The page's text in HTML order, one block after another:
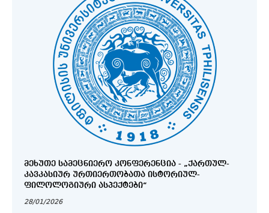
ᲛᲔᲮᲣᲗᲔ ᲡᲐᲛᲔᲪᲜᲘᲔᲠᲝ ᲙᲝᲜᲤᲔᲠᲔᲜᲪᲘᲐ - „ᲥᲐᲠᲗᲣᲚ-
ᲙᲐᲕᲙᲐᲡᲘᲣᲠ ᲣᲠᲗᲘᲔᲠᲗᲝᲑᲐᲗᲐ ᲘᲡᲢᲝᲠᲘᲣᲚ-
ᲤᲘᲚᲝᲚᲝᲒᲘᲣᲠᲘ ᲐᲡᲞᲔᲥᲢᲔᲑᲘ“
28/01/2026